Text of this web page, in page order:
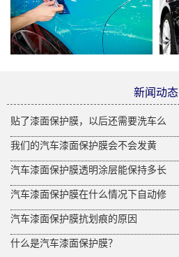
新闻动态
贴了漆面保护膜，以后还需要洗车么
我们的汽车漆面保护膜会不会发黄
汽车漆面保护膜透明涂层能保持多长
汽车漆面保护膜在什么情况下自动修
汽车漆面保护膜抗划痕的原因
什么是汽车漆面保护膜？